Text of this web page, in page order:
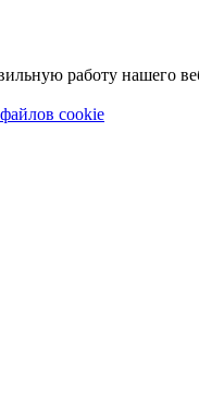
работу нашего
cookie